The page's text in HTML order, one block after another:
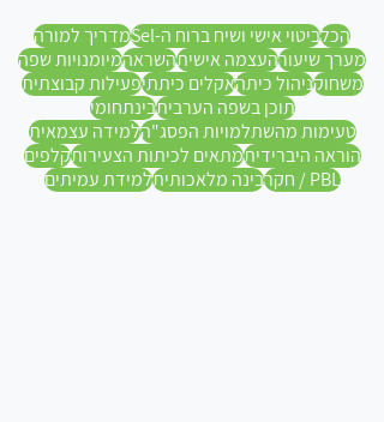
הכלביטוי אישי ושיח ברוח ה-Sel
מדריך למורה
מערך שיעורהעצמה אישיתהשראהמיומנויות שפה
משחוקניהול כיתהאקלים כיתתיפעילות קבוצתית
תוכן בשפה הערביתבינתחומי
טעימות מהשתלמויות הפסג"הלמידה עצמאית
הוראה היברידיתמתאים לכיתות הצעירותקלפים
PBL / חקר
בינה מלאכותיתלמידת עמיתים